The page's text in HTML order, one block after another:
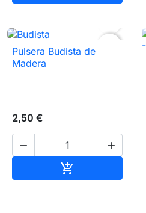
Pulsera Budista de
Madera
2,50 €
 
